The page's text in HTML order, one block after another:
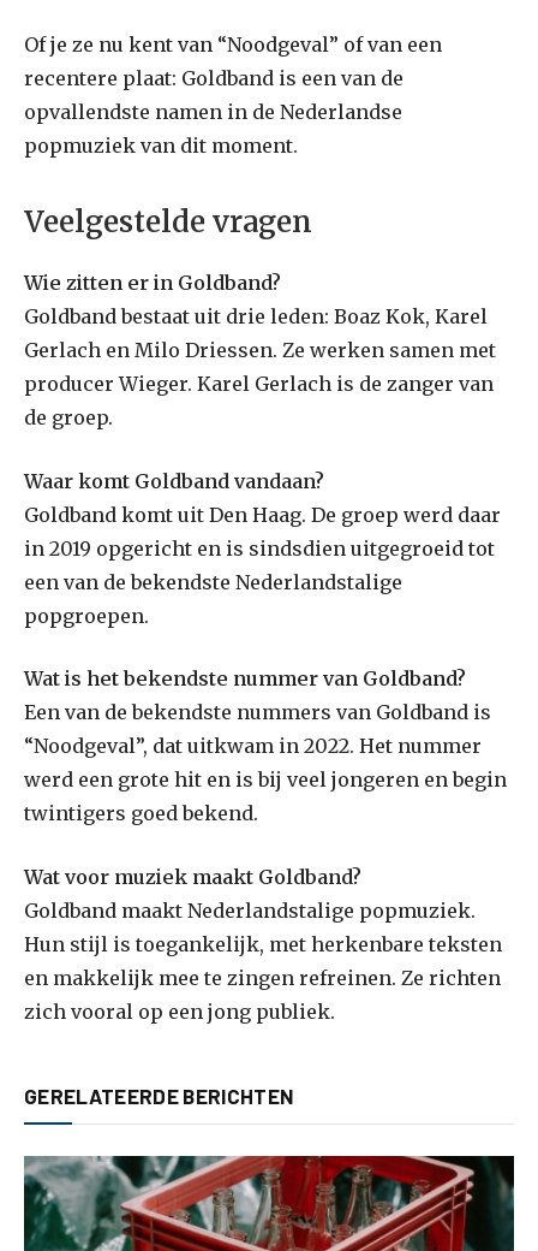
Of je ze nu kent van “Noodgeval” of van een
recentere plaat: Goldband is een van de
opvallendste namen in de Nederlandse
popmuziek van dit moment.
Veelgestelde vragen
Wie zitten er in Goldband?
Goldband bestaat uit drie leden: Boaz Kok, Karel
Gerlach en Milo Driessen. Ze werken samen met
producer Wieger. Karel Gerlach is de zanger van
de groep.
Waar komt Goldband vandaan?
Goldband komt uit Den Haag. De groep werd daar
in 2019 opgericht en is sindsdien uitgegroeid tot
een van de bekendste Nederlandstalige
popgroepen.
Wat is het bekendste nummer van Goldband?
Een van de bekendste nummers van Goldband is
“Noodgeval”, dat uitkwam in 2022. Het nummer
werd een grote hit en is bij veel jongeren en begin
twintigers goed bekend.
Wat voor muziek maakt Goldband?
Goldband maakt Nederlandstalige popmuziek.
Hun stijl is toegankelijk, met herkenbare teksten
en makkelijk mee te zingen refreinen. Ze richten
zich vooral op een jong publiek.
GERELATEERDE BERICHTEN